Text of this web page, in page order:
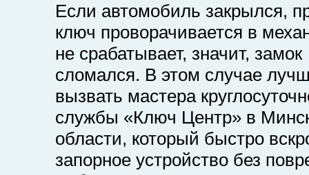
Если автомобиль закрылся,
ключ проворачивается в
не срабатывает, значит, замок
сломался. В этом случае
вызвать мастера
службы «Ключ Центр» в
области, который быстро
запорное устройство без